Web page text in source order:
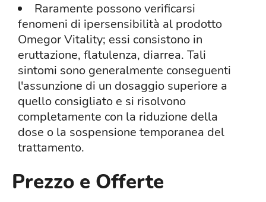
Raramente possono verificarsi
fenomeni di ipersensibilità al prodotto
Omegor Vitality; essi consistono in
eruttazione, flatulenza, diarrea. Tali
sintomi sono generalmente conseguenti
l'assunzione di un dosaggio superiore a
quello consigliato e si risolvono
completamente con la riduzione della
dose o la sospensione temporanea del
trattamento.
Prezzo e Offerte